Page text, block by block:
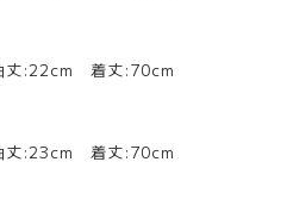
:22cm 着丈:70cm
:23cm 着丈:70cm